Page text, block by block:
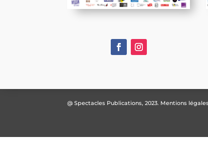
@ Spectacles Publications, 2023. Mentions